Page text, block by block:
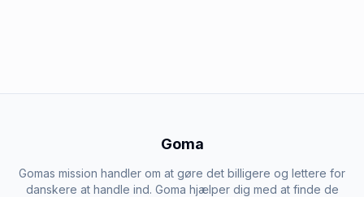
Goma
Gomas mission handler om at gøre det billigere og lettere for
danskere at handle ind. Goma hjælper dig med at finde de